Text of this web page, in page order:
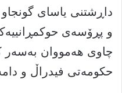
داڕشتنى یاساى
و پڕۆسەى
چاوى هەمووان بەسەر
حکومەتى فیدراڵ و